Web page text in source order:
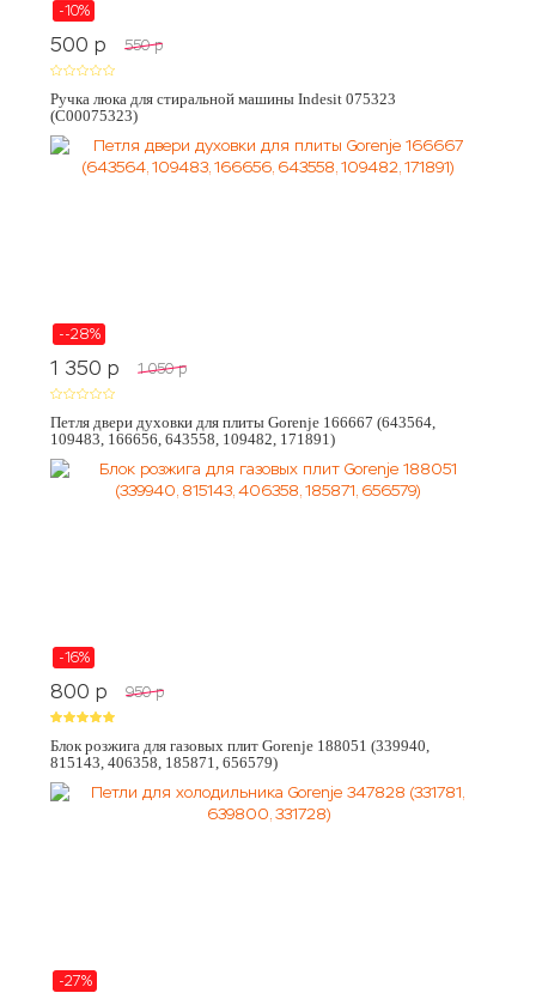
-10%
500 p 550 p
Ручка люка для стиральной машины Indesit 075323
(C00075323)
--28%
1 350 p 1 050 p
Петля двери духовки для плиты Gorenje 166667 (643564,
109483, 166656, 643558, 109482, 171891)
-16%
800 p 950 p
Блок розжига для газовых плит Gorenje 188051 (339940,
815143, 406358, 185871, 656579)
-27%